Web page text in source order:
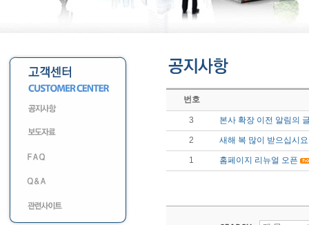
번호
3 본사 확장 이전 알림의
2 새해 복 많이 받으십시
1 홈페이지 리뉴얼 오픈